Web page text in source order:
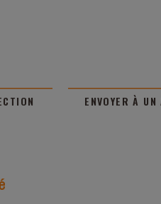
ENVOYER À UN